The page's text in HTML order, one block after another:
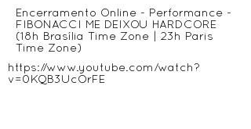
Encerramento Online - Performance -
FIBONACCI ME DEIXOU HARDCORE
(18h Brasília Time Zone | 23h Paris
Time Zone)
https://www.youtube.com/watch?
v=0KQB3UcOrFE